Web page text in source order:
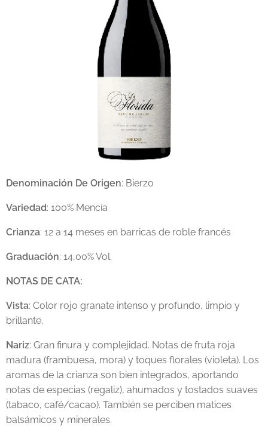
Denominación De Origen: Bierzo
Variedad: 100% Mencía
Crianza: 12 a 14 meses en barricas de roble francés
Graduación: 14,00% Vol.
NOTAS DE CATA:
Vista: Color rojo granate intenso y profundo, limpio y
brillante.
Nariz: Gran finura y complejidad. Notas de fruta roja
madura (frambuesa, mora) y toques florales (violeta). Los
aromas de la crianza son bien integrados, aportando
notas de especias (regaliz), ahumados y tostados suaves
(tabaco, café/cacao). También se perciben matices
balsámicos y minerales.